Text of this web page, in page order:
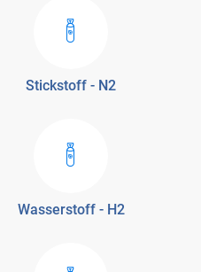
Stickstoff - N2
Wasserstoff - H2